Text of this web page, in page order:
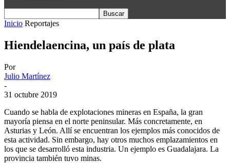
Inicio Reportajes
Hiendelaencina, un país de plata
Por
Julio Martínez
-
31 octubre 2019
Cuando se habla de explotaciones mineras en España, la gran
mayoría piensa en el norte peninsular. Más concretamente, en
Asturias y León. Allí se encuentran los ejemplos más conocidos de
esta actividad. Sin embargo, hay otros muchos emplazamientos en
los que se desarrolló esta industria. Un ejemplo es Guadalajara. La
provincia también tuvo minas.